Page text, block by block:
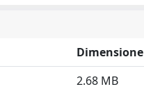
Dimensione
2.68 MB